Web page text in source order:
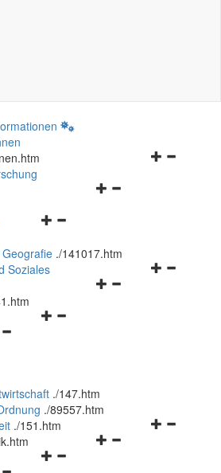
Navigationsmenü
Navigationsmenü
und
schließen
./141017.htm
Navigationsmenü
Soziales
Navigationsmenü
./147.htm
./89557.htm
Navigationsmenü
./151.htm
Navigationsmenü